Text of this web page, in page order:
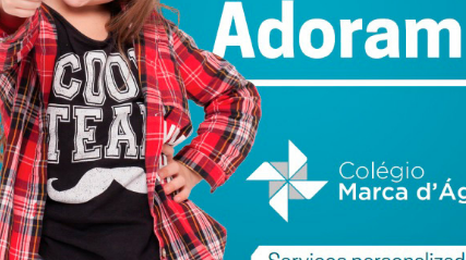
carros eléctricos a 10.000€ ajudariam a atenuar a
essa factura que cá estamos.
da indústria tradicional, esgotou-se rapidamente, e
da indústria, disfarçando-se a inversão de
“conjunturas desafiantes”, “potências revisionistas”, e
favor do óbvio: quando as vítimas são os
capitalistas, é batota.